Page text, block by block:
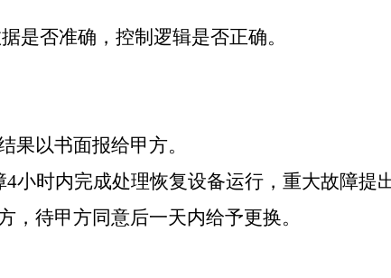
是否准确，控制逻辑是否正确。
果以书面报给甲方。
4小时内完成处理恢复设备运行，重大故障提
待甲方同意后一天内给予更换。